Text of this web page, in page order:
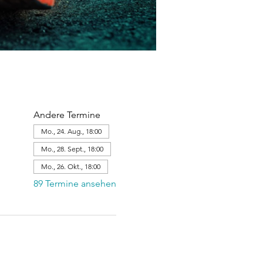
Andere Termine
Mo., 24. Aug., 18:00
Mo., 28. Sept., 18:00
Mo., 26. Okt., 18:00
89 Termine ansehen